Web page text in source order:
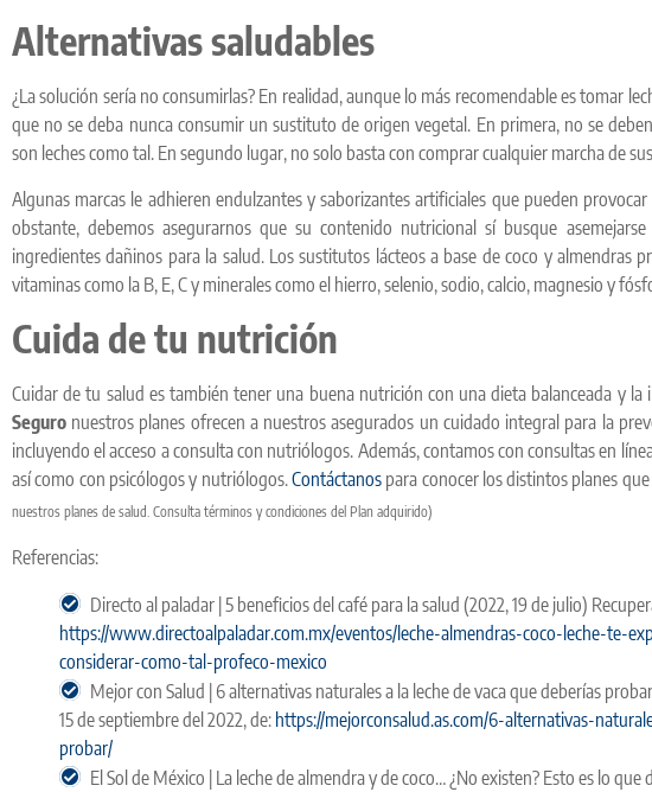
Alternativas saludables
¿La solución sería no consumirlas? En realidad, aunque lo más recomendable es tomar
que no se deba nunca consumir un sustituto de origen vegetal. En primera, no se
son leches como tal. En segundo lugar, no solo basta con comprar cualquier marcha de
Algunas marcas le adhieren endulzantes y saborizantes artificiales que pueden
obstante, debemos asegurarnos que su contenido nutricional sí busque
ingredientes dañinos para la salud. Los sustitutos lácteos a base de coco y almendras
vitaminas como la B, E, C y minerales como el hierro, selenio, sodio, calcio, magnesio y
Cuida de tu nutrición
Cuidar de tu salud es también tener una buena nutrición con una dieta balanceada y la
Seguro nuestros planes ofrecen a nuestros asegurados un cuidado integral para la
incluyendo el acceso a consulta con nutriólogos. Además, contamos con consultas en
así como con psicólogos y nutriólogos.Contáctanospara conocer los distintos planes
nuestros planes de salud. Consulta términos y condiciones del Plan adquirido)
Referencias:
Directo al paladar | 5 beneficios del café para la salud (2022, 19 de julio)
https://www.directoalpaladar.com.mx/eventos/leche-almendras-coco-leche-te-
considerar-como-tal-profeco-mexico
Mejor con Salud | 6 alternativas naturales a la leche de vaca que deberías
15 de septiembre del 2022, de: https://mejorconsalud.as.com/6-alternativas-
probar/
El Sol de México | La leche de almendra y de coco… ¿No existen? Esto es lo